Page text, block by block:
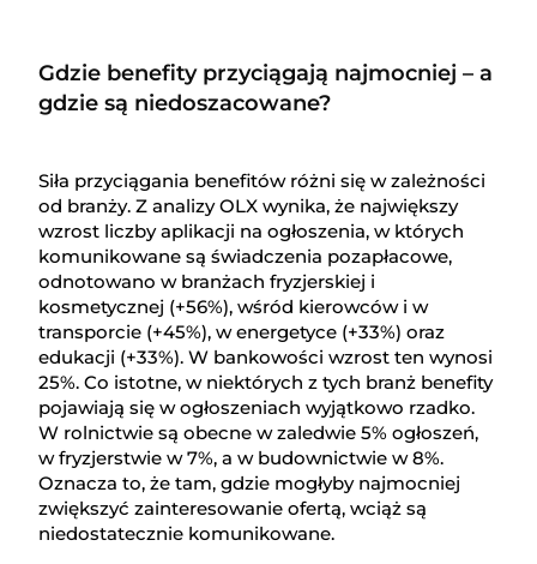
Gdzie benefity przyciągają najmocniej – a
gdzie są niedoszacowane?
Siła przyciągania benefitów różni się w zależności
od branży. Z analizy OLX wynika, że największy
wzrost liczby aplikacji na ogłoszenia, w których
komunikowane są świadczenia pozapłacowe,
odnotowano w branżach fryzjerskiej i
kosmetycznej (+56%), wśród kierowców i w
transporcie (+45%), w energetyce (+33%) oraz
edukacji (+33%). W bankowości wzrost ten wynosi
25%. Co istotne, w niektórych z tych branż benefity
pojawiają się w ogłoszeniach wyjątkowo rzadko.
W rolnictwie są obecne w zaledwie 5% ogłoszeń,
w fryzjerstwie w 7%, a w budownictwie w 8%.
Oznacza to, że tam, gdzie mogłyby najmocniej
zwiększyć zainteresowanie ofertą, wciąż są
niedostatecznie komunikowane.